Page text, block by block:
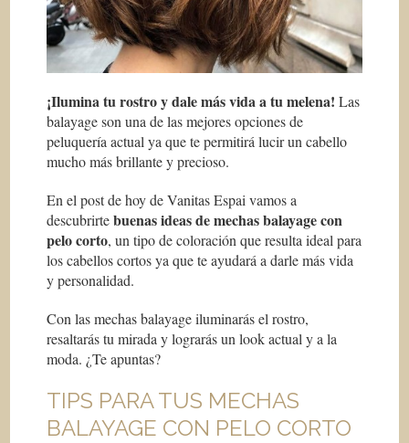
¡Ilumina tu rostro y dale más vida a tu melena! Las
balayage son una de las mejores opciones de
peluquería actual ya que te permitirá lucir un cabello
mucho más brillante y precioso.
En el post de hoy de Vanitas Espai vamos a
descubrirtebuenas ideas de mechas balayage con
pelo corto, un tipo de coloración que resulta ideal para
los cabellos cortos ya que te ayudará a darle más vida
y personalidad.
Con las mechas balayage iluminarás el rostro,
resaltarás tu mirada y lograrás un look actual y a la
moda. ¿Te apuntas?
TIPS PARA TUS MECHAS
BALAYAGE CON PELO CORTO